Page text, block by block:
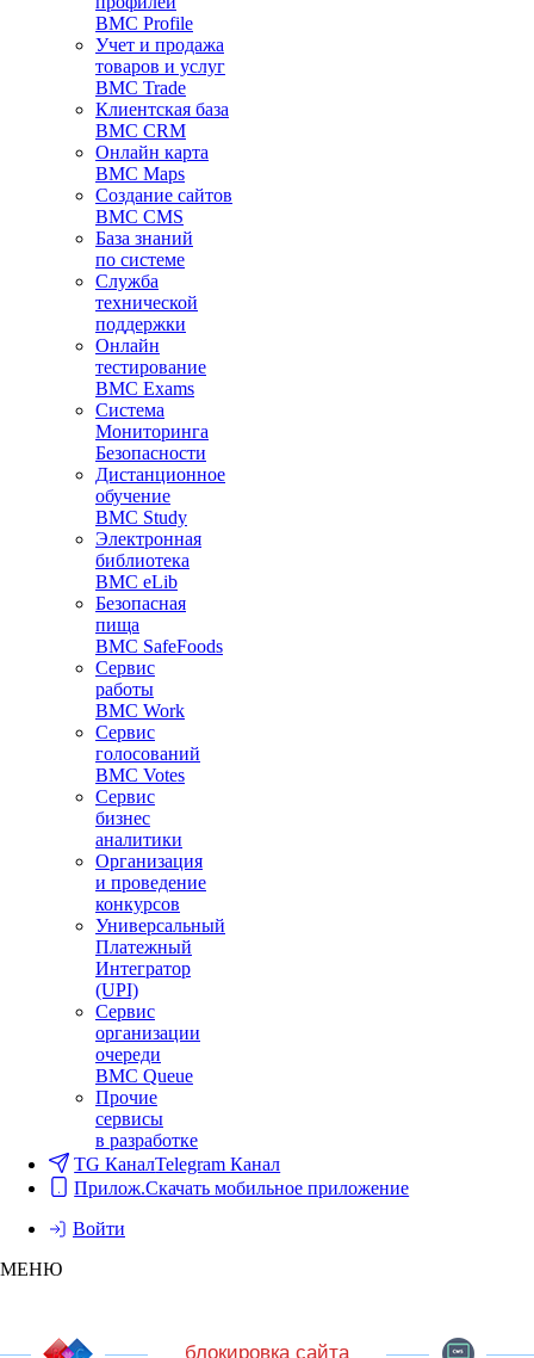
BMC Profile
Учет и продажа
товаров и услуг
BMC Trade
Клиентская база
BMC CRM
Онлайн карта
BMC Maps
Создание сайтов
BMC CMS
База знаний
по системе
Служба
технической
поддержки
Онлайн
тестирование
BMC Exams
Система
Мониторинга
Безопасности
Дистанционное
обучение
BMC Study
Электронная
библиотека
BMC eLib
Безопасная
пища
BMC SafeFoods
Сервис
работы
BMC Work
Сервис
голосований
BMC Votes
Сервис
бизнес
аналитики
Организация
и проведение
конкурсов
Универсальный
Платежный
Интегратор
(UPI)
Сервис
организации
очереди
BMC Queue
Прочие
сервисы
в разработке
TG КаналTelegram Канал
Прилож.Скачать мобильное приложение
Войти
МЕНЮ
блокировка сайта